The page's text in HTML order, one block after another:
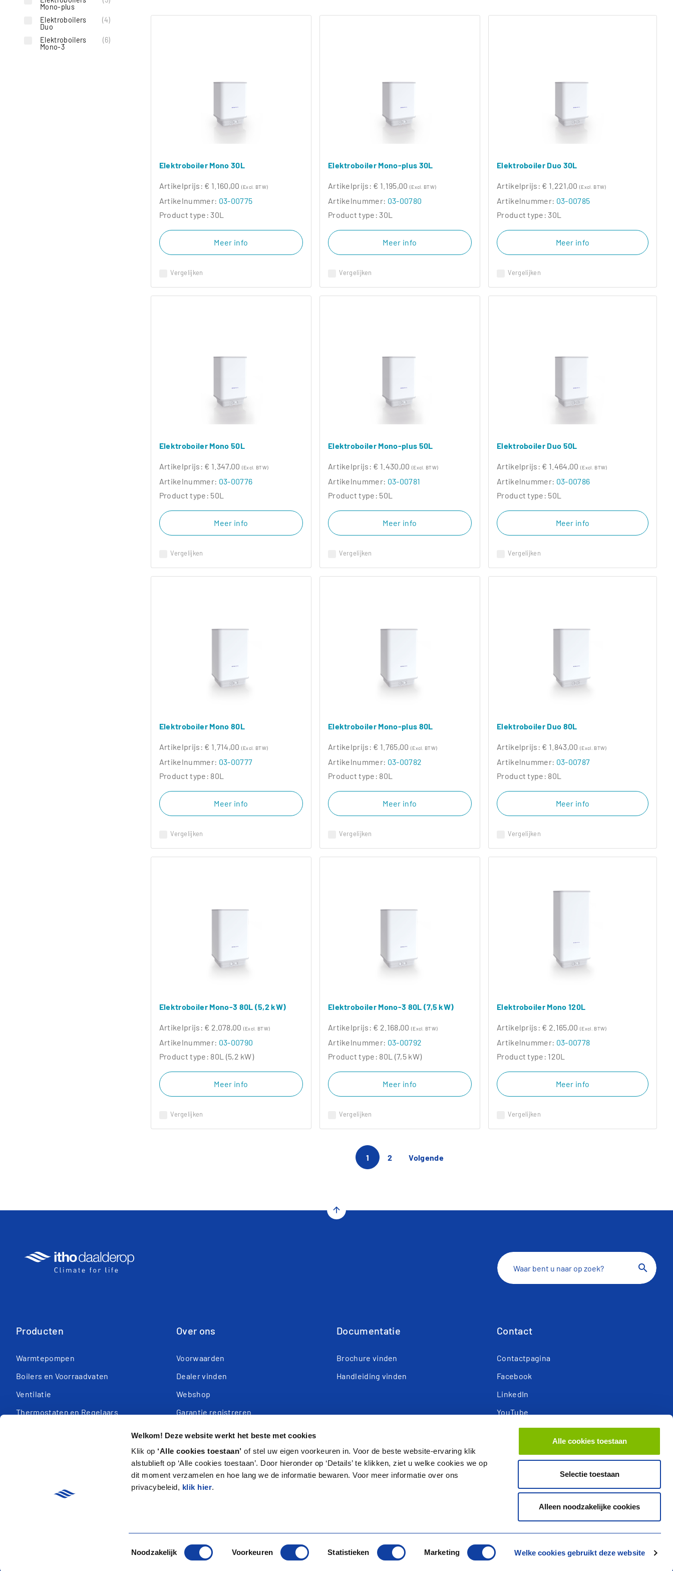
Welkom! Deze website werkt het beste met cookies
Klik op ‘Alle cookies toestaan’ of stel uw eigen voorkeuren in. Voor de beste website-ervaring klik
alstublieft op ‘Alle cookies toestaan’. Door hieronder op ‘Details’ te klikken, ziet u welke cookies we op
dit moment verzamelen en hoe lang we de informatie bewaren. Voor meer informatie over ons
privacybeleid, klik hier.
Toestemmingsselectie
Noodzakelijk Voorkeuren Statistieken Marketing Welke cookies gebruikt deze website
Alle cookies toestaan
Selectie toestaan
Alleen noodzakelijke cookies
Toggle Dropdown
Toggle Dropdown
Mono-plus
Elektroboilers
Duo
(4)
Elektroboilers
Mono-3
(6)
Vergelijken
Elektroboiler Mono 30L
Artikelprijs: € 1.160,00 (Excl. BTW)
Artikelnummer: 03-00775
Product type: 30L
Meer info
Vergelijken
Elektroboiler Mono-plus 30L
Artikelprijs: € 1.195,00 (Excl. BTW)
Artikelnummer: 03-00780
Product type: 30L
Meer info
Vergelijken
Elektroboiler Duo 30L
Artikelprijs: € 1.221,00 (Excl. BTW)
Artikelnummer: 03-00785
Product type: 30L
Meer info
Vergelijken
Elektroboiler Mono 50L
Artikelprijs: € 1.347,00 (Excl. BTW)
Artikelnummer: 03-00776
Product type: 50L
Meer info
Vergelijken
Elektroboiler Mono-plus 50L
Artikelprijs: € 1.430,00 (Excl. BTW)
Artikelnummer: 03-00781
Product type: 50L
Meer info
Vergelijken
Elektroboiler Duo 50L
Artikelprijs: € 1.464,00 (Excl. BTW)
Artikelnummer: 03-00786
Product type: 50L
Meer info
Vergelijken
Elektroboiler Mono 80L
Artikelprijs: € 1.714,00 (Excl. BTW)
Artikelnummer: 03-00777
Product type: 80L
Meer info
Vergelijken
Elektroboiler Mono-plus 80L
Artikelprijs: € 1.765,00 (Excl. BTW)
Artikelnummer: 03-00782
Product type: 80L
Meer info
Vergelijken
Elektroboiler Duo 80L
Artikelprijs: € 1.843,00 (Excl. BTW)
Artikelnummer: 03-00787
Product type: 80L
Meer info
Vergelijken
Elektroboiler Mono-3 80L (5,2 kW)
Artikelprijs: € 2.078,00 (Excl. BTW)
Artikelnummer: 03-00790
Product type: 80L (5,2 kW)
Meer info
Vergelijken
Elektroboiler Mono-3 80L (7,5 kW)
Artikelprijs: € 2.168,00 (Excl. BTW)
Artikelnummer: 03-00792
Product type: 80L (7,5 kW)
Meer info
Vergelijken
Elektroboiler Mono 120L
Artikelprijs: € 2.165,00 (Excl. BTW)
Artikelnummer: 03-00778
Product type: 120L
Meer info
1 2 Volgende
arrow_upward
search
Producten
Warmtepompen
Boilers en Voorraadvaten
Ventilatie
Thermostaten en Regelaars
Over ons
Voorwaarden
Dealer vinden
Webshop
Garantie registreren
Documentatie
Brochure vinden
Handleiding vinden
Contact
Contactpagina
Facebook
LinkedIn
YouTube
Instagram
© 2026 Itho Daalderop - Alle rechten voorbehouden